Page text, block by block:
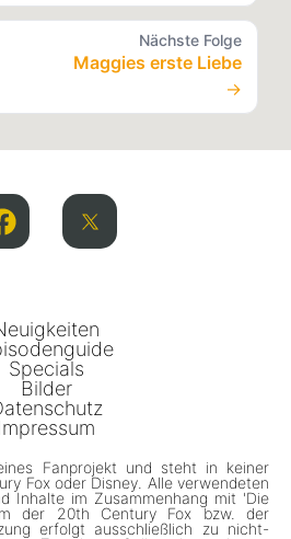
Nächste Folge
Maggies erste Liebe
→
Specials
Bilder
Fanprojekt und steht in keiner
Fox oder Disney. Alle verwendeten
Inhalte im Zusammenhang mit 'Die
der 20th Century Fox bzw. der
erfolgt ausschließlich zu nicht-